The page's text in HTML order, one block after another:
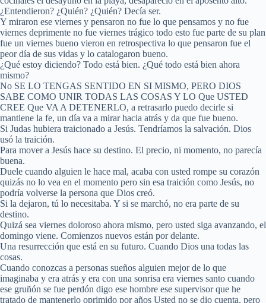
¿Entendieron? ¿Quién? ¿Quién? Decía ser.
Y miraron ese viernes y pensaron no fue lo que pensamos y no fue
viernes deprimente no fue viernes trágico todo esto fue parte de su plan
fue un viernes bueno vieron en retrospectiva lo que pensaron fue el
peor día de sus vidas y lo catalogaron bueno.
¿Qué estoy diciendo? Todo está bien. ¿Qué todo está bien ahora
mismo?
No SE LO TENGAS SENTIDO EN SI MISMO, PERO DIOS
SABE COMO UNIR TODAS LAS COSAS Y LO Que USTED
CREE Que VA A DETENERLO, a retrasarlo puedo decirle si
mantiene la fe, un día va a mirar hacia atrás y da que fue bueno.
Si Judas hubiera traicionado a Jesús. Tendríamos la salvación. Dios
usó la traición.
Para mover a Jesús hace su destino. El precio, ni momento, no parecía
buena.
Duele cuando alguien le hace mal, acaba con usted rompe su corazón
quizás no lo vea en el momento pero sin esa traición como Jesús, no
podría volverse la persona que Dios creó.
Si la dejaron, tú lo necesitaba. Y si se marchó, no era parte de su
destino.
Quizá sea viernes doloroso ahora mismo, pero usted siga avanzando, el
domingo viene. Comienzos nuevos están por delante.
Una resurrección que está en su futuro. Cuando Dios una todas las
cosas.
Cuando conozcas a personas sueños alguien mejor de lo que
imaginaba y era atrás y era con una sonrisa era viernes santo cuando
ese gruñón se fue perdón digo ese hombre ese supervisor que he
tratado de mantenerlo oprimido por años Usted no se dio cuenta, pero